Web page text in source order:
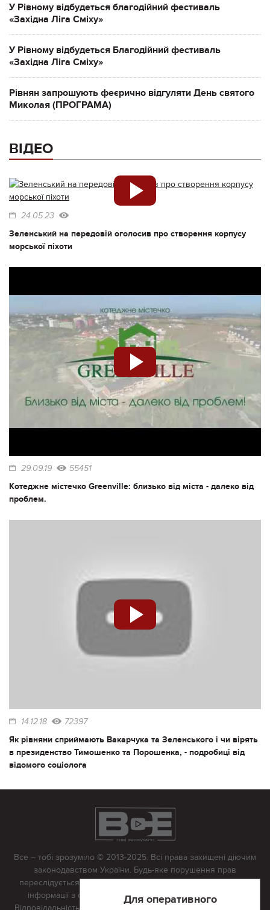
У Рівному відбудеться благодійний фестиваль
«Західна Ліга Сміху»
У Рівному відбудеться Благодійний фестиваль
«Західна Ліга Сміху»
Рівнян запрошують феєрично відгуляти День святого
Миколая (ПРОГРАМА)
ВІДЕО
24.05.23
Зеленський на передовій оголосив про створення корпусу
морської піхоти
29.09.19 55451
Котеджне містечко Greenville: близько від міста - далеко від
проблем.
14.12.18 72397
Як рівняни сприймають Вакарчука та Зеленського і чи вірять
в президенство Тимошенко та Порошенка, - подробиці від
відомого соціолога
Для оперативного
Все – тобі зрозуміло © 2013-2025. Всі права захищені діючим
законодавством України. Будь-яке порушення прав
переслідується в судовому порядку. Будь-яке відтворення
інформації з сайту тільки з письмово дозволу редакції.
Відповідальність за достовірність усіх матеріалів, розміщених